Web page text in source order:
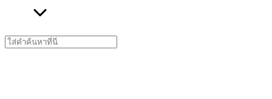
Search
for: